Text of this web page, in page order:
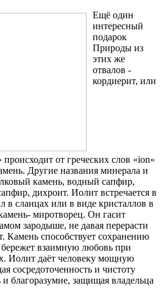
Ещё один
интересный
подарок
Природы из
этих же
отвалов -
кордиерит, или
от греческих слов «ion»
Другие названия минерала и
камень, водный сапфир,
дихроит. Иолит встречается в
в сланцах или в виде кристаллов в
миротворец. Он гасит
зародыше, не давая перерасти
Камень способствует сохранению
взаимную любовь при
Иолит даёт человеку мощную
сосредоточенность и чистоту
благоразумие, защищая владельца